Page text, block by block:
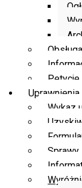
Petycje
Uprawnienia
Wykaz